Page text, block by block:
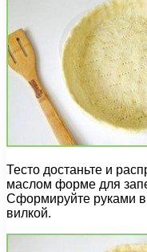
Тесто достаньте и
маслом форме для
Сформируйте руками
вилкой.